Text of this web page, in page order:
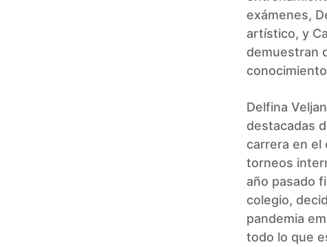
exámenes,
artístico, y
demuestran
Delfina
destacadas
carrera en el
torneos
año pasado
colegio,
pandemia
todo lo que